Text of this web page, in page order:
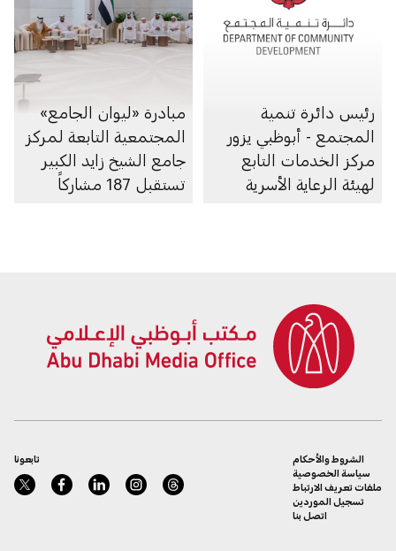
رئيس دائرة تنمية
المجتمع - أبوظبي يزور
مركز الخدمات التابع
لهيئة الرعاية الأسرية
مبادرة «ليوان الجامع»
المجتمعية التابعة لمركز
جامع الشيخ زايد الكبير
تستقبل 187 مشاركاً
تابعونا
الشروط والأحكام
سياسة الخصوصية
ملفات تعريف الارتباط
تسجيل الموردين
اتصل بنا